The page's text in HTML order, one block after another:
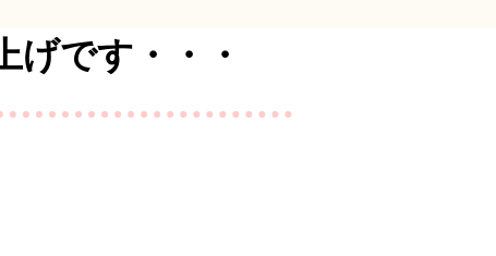
げです・・・